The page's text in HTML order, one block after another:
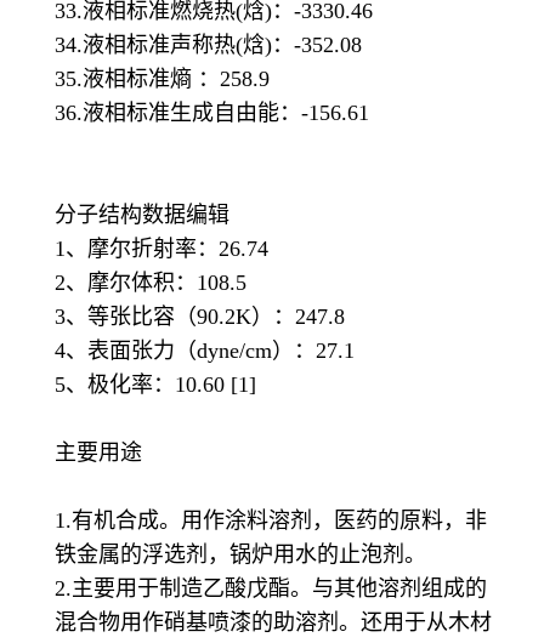
33.液相标准燃烧热(焓)：-3330.46
34.液相标准声称热(焓)：-352.08
35.液相标准熵 ：258.9
36.液相标准生成自由能：-156.61
分子结构数据编辑
1、摩尔折射率：26.74
2、摩尔体积：108.5
3、等张比容（90.2K）：247.8
4、表面张力（dyne/cm）：27.1
5、极化率：10.60 [1]
主要用途
1.有机合成。用作涂料溶剂，医药的原料，非
铁金属的浮选剂，锅炉用水的止泡剂。
2.主要用于制造乙酸戊酯。与其他溶剂组成的
混合物用作硝基喷漆的助溶剂。还用于从木材